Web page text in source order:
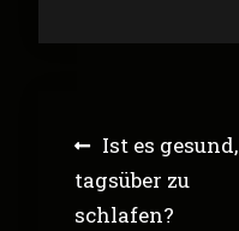
Post
navigation
Ist es gesund,
tagsüber zu
schlafen?